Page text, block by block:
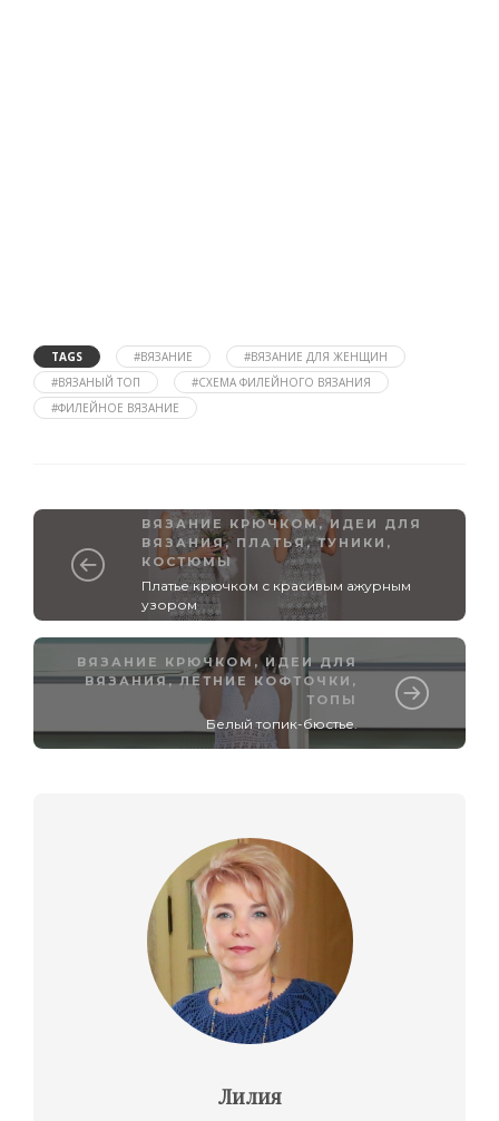
TAGS #ВЯЗАНИЕ
#ВЯЗАНИЕ ДЛЯ ЖЕНЩИН
#ВЯЗАНЫЙ ТОП
#СХЕМА ФИЛЕЙНОГО ВЯЗАНИЯ
#ФИЛЕЙНОЕ ВЯЗАНИЕ
ВЯЗАНИЕ КРЮЧКОМ ,ИДЕИ ДЛЯ
ВЯЗАНИЯ, ПЛАТЬЯ, ТУНИКИ,
КОСТЮМЫ
Платье крючком с красивым ажурным
узором
ВЯЗАНИЕ КРЮЧКОМ ,ИДЕИ ДЛЯ
ВЯЗАНИЯ,ЛЕТНИЕ КОФТОЧКИ,
ТОПЫ
Белый топик-бюстье.
Лилия